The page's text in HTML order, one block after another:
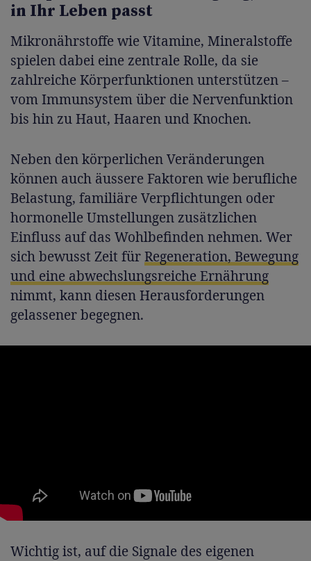
in Ihr Leben passt
Mikronährstoffe wie Vitamine, Mineralstoffe
spielen dabei eine zentrale Rolle, da sie
zahlreiche Körperfunktionen unterstützen –
vom Immunsystem über die Nervenfunktion
bis hin zu Haut, Haaren und Knochen.
Neben den körperlichen Veränderungen
können auch äussere Faktoren wie berufliche
Belastung, familiäre Verpflichtungen oder
hormonelle Umstellungen zusätzlichen
Einfluss auf das Wohlbefinden nehmen. Wer
sich bewusst Zeit fürRegeneration, Bewegung
und eine abwechslungsreiche Ernährung
nimmt, kann diesen Herausforderungen
gelassener begegnen.
Wichtig ist, auf die Signale des eigenen